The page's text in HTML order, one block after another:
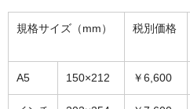
FAX専用ご注文用紙
規格サイズ（mm） 税別価格
A5 150×212 ￥6,600